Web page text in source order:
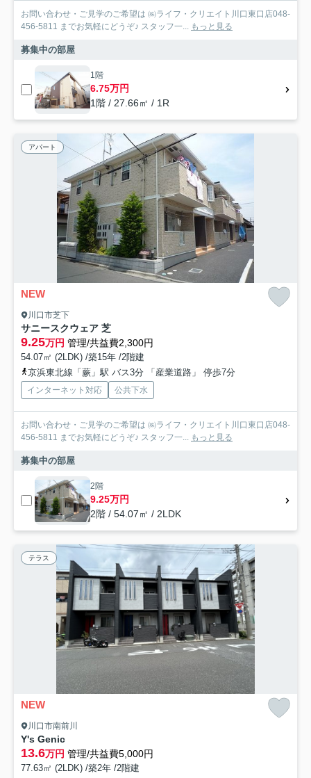
お問い合わせ・ご見学のご希望は ㈱ライフ・クリエイト川口東口店048-
456-5811 までお気軽にどうぞ♪ スタッフ一... もっと見る
募集中の部屋
1階
6.75万円
1階 / 27.66㎡ / 1R
アパート
NEW
川口市芝下
サニースクウェア 芝
9.25万円 管理/共益費2,300円
54.07㎡ (2LDK) /築15年 /2階建
京浜東北線「蕨」駅 バス3分 「産業道路」 停歩7分
インターネット対応 公共下水
お問い合わせ・ご見学のご希望は ㈱ライフ・クリエイト川口東口店048-
456-5811 までお気軽にどうぞ♪ スタッフ一... もっと見る
募集中の部屋
2階
9.25万円
2階 / 54.07㎡ / 2LDK
テラス
NEW
川口市南前川
Y's Genic
13.6万円 管理/共益費5,000円
77.63㎡ (2LDK) /築2年 /2階建